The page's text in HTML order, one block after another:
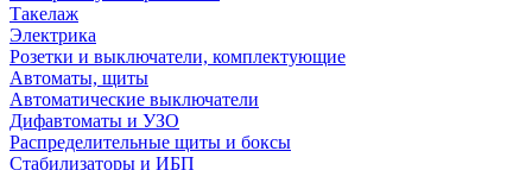
Такелаж
Электрика
Розетки и выключатели, комплектующие
Автоматы, щиты
Автоматические выключатели
Дифавтоматы и УЗО
Распределительные щиты и боксы
Стабилизаторы и ИБП